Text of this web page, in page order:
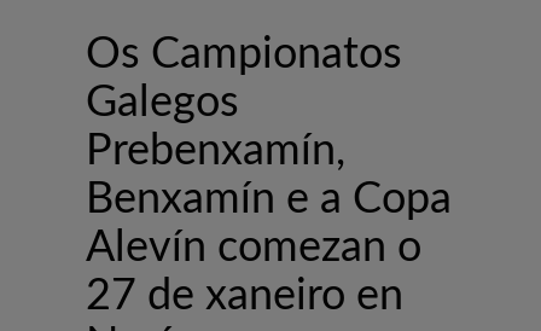
Os Campionatos
Galegos
Prebenxamín,
Benxamín e a Copa
Alevín comezan o
27 de xaneiro en